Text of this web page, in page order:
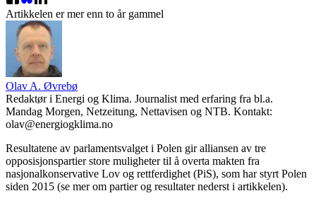
Artikkelen er mer enn to år gammel
Olav A. Øvrebø
Redaktør i Energi og Klima. Journalist med erfaring fra bl.a.
Mandag Morgen, Netzeitung, Nettavisen og NTB. Kontakt:
olav@energiogklima.no
Resultatene av parlamentsvalget i Polen gir alliansen av tre
opposisjonspartier store muligheter til å overta makten fra
nasjonalkonservative Lov og rettferdighet (PiS), som har styrt Polen
siden 2015 (se mer om partier og resultater nederst i artikkelen).